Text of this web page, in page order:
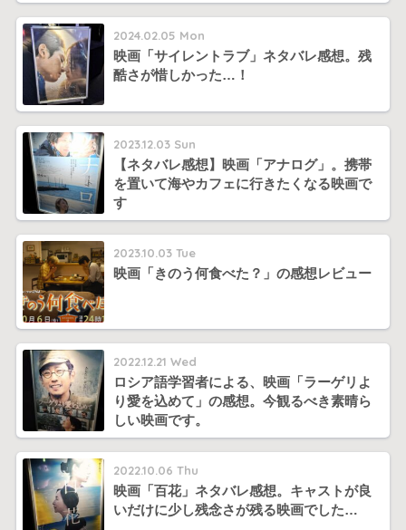
2024.02.05 Mon
映画「サイレントラブ」ネタバレ感想。残
酷さが惜しかった…！
2023.12.03 Sun
【ネタバレ感想】映画「アナログ」。携帯
を置いて海やカフェに行きたくなる映画で
す
2023.10.03 Tue
映画「きのう何食べた？」の感想レビュー
2022.12.21 Wed
ロシア語学習者による、映画「ラーゲリよ
り愛を込めて」の感想。今観るべき素晴ら
しい映画です。
2022.10.06 Thu
映画「百花」ネタバレ感想。キャストが良
いだけに少し残念さが残る映画でした…